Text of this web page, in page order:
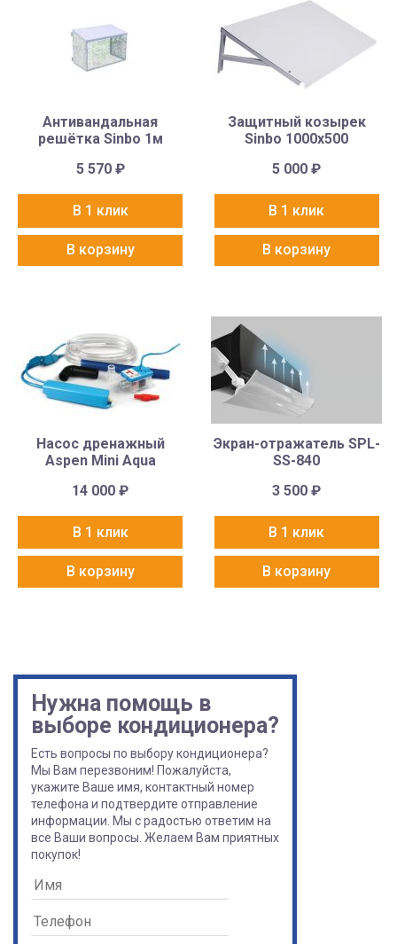
Антивандальная
решётка Sinbo 1м
5 570 ₽
В 1 клик
В корзину
Защитный козырек
Sinbo 1000х500
5 000₽
В 1 клик
В корзину
Насос дренажный
Aspen Mini Aqua
14 000₽
В 1 клик
В корзину
Экран-отражатель SPL-
SS-840
3 500₽
В 1 клик
В корзину
Нужна помощь в
выборе кондиционера?
Есть вопросы по выбору кондиционера?
Мы Вам перезвоним! Пожалуйста,
укажите Ваше имя, контактный номер
телефона и подтвердите отправление
информации. Мы с радостью ответим на
все Ваши вопросы. Желаем Вам приятных
покупок!